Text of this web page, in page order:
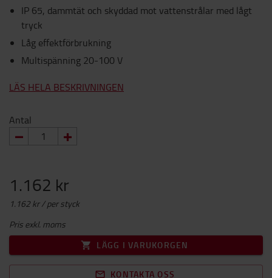
IP 65, dammtät och skyddad mot vattenstrålar med lågt
tryck
Låg effektförbrukning
Multispänning 20-100 V
LÄS HELA BESKRIVNINGEN
Antal
1.162 kr
1.162 kr / per styck
Pris exkl. moms
LÄGG I VARUKORGEN
KONTAKTA OSS